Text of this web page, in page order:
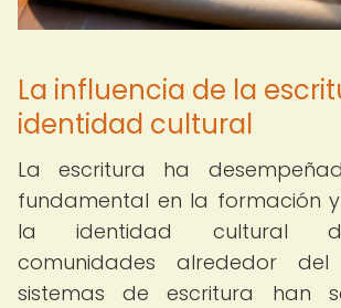
La influencia de la
identidad cultural
La escritura ha
fundamental en la formación
la identidad cultural
comunidades alrededor del
sistemas de escritura han